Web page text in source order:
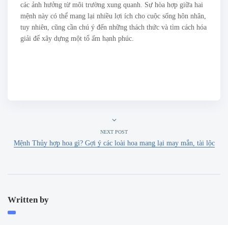
các ảnh hưởng từ môi trường xung quanh. Sự hòa hợp giữa hai
mệnh này có thể mang lại nhiều lợi ích cho cuộc sống hôn nhân,
tuy nhiên, cũng cần chú ý đến những thách thức và tìm cách hóa
giải để xây dựng một tổ ấm hạnh phúc.
NEXT POST
Mệnh Thủy hợp hoa gì? Gợi ý các loài hoa mang lại may mắn, tài lộc
Written by